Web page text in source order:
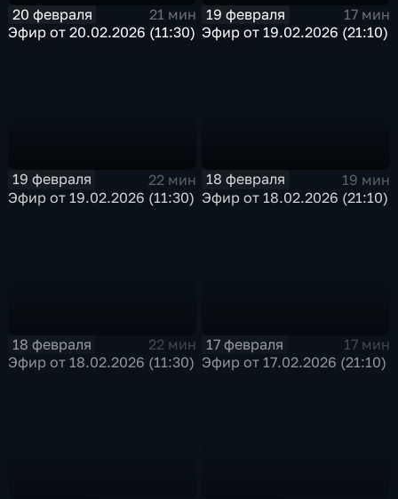
20 февраля
21 мин
Эфир от 20.02.2026 (11:30)
19 февраля
17 мин
Эфир от 19.02.2026 (21:10)
19 февраля
22 мин
Эфир от 19.02.2026 (11:30)
18 февраля
19 мин
Эфир от 18.02.2026 (21:10)
18 февраля
22 мин
Эфир от 18.02.2026 (11:30)
17 февраля
17 мин
Эфир от 17.02.2026 (21:10)